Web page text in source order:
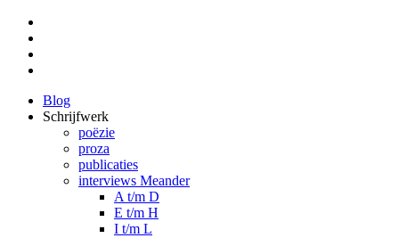
Blog
Schrijfwerk
poëzie
proza
publicaties
interviews Meander
A t/m D
E t/m H
I t/m L